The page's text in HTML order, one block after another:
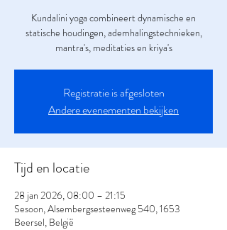
Kundalini yoga combineert dynamische en
statische houdingen, ademhalingstechnieken,
mantra's, meditaties en kriya's
Registratie is afgesloten
Andere evenementen bekijken
Tijd en locatie
28 jan 2026, 08:00 – 21:15
Sesoon, Alsembergsesteenweg 540, 1653
Beersel, België